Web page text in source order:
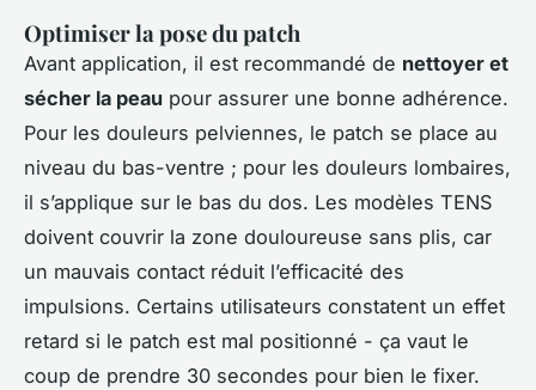
Optimiser la pose du patch
Avant application, il est recommandé de nettoyer et
sécher la peau pour assurer une bonne adhérence.
Pour les douleurs pelviennes, le patch se place au
niveau du bas-ventre ; pour les douleurs lombaires,
il s’applique sur le bas du dos. Les modèles TENS
doivent couvrir la zone douloureuse sans plis, car
un mauvais contact réduit l’efficacité des
impulsions. Certains utilisateurs constatent un effet
retard si le patch est mal positionné - ça vaut le
coup de prendre 30 secondes pour bien le fixer.